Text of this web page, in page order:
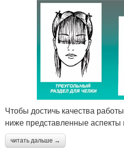
Чтобы достичь качества
ниже представленные
читать дальше →